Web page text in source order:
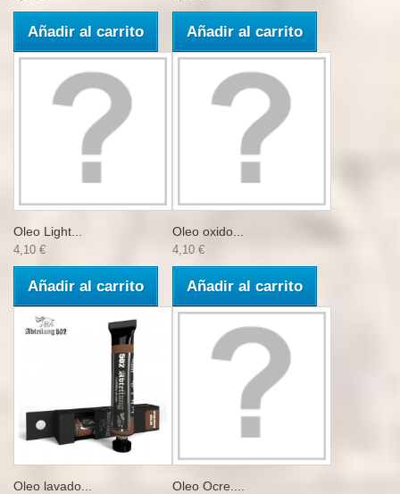
Añadir al carrito Añadir al carrito
Oleo Light...
4,10 €
Añadir al carrito
Oleo oxido...
4,10 €
Añadir al carrito
Oleo lavado... Oleo Ocre....